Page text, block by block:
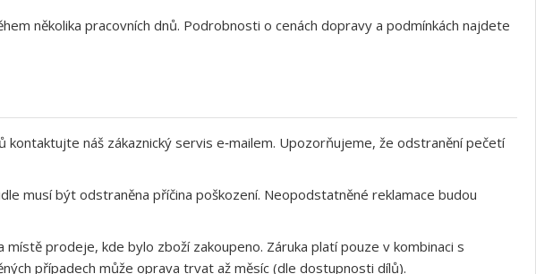
několika pracovních dnů. Podrobnosti o cenách dopravy a podmínkách najdete
náš zákaznický servis e‑mailem. Upozorňujeme, že odstranění pečetí
musí být odstraněna příčina poškození. Neopodstatněné reklamace budou
prodeje, kde bylo zboží zakoupeno. Záruka platí pouze v kombinaci s
případech může oprava trvat až měsíc (dle dostupnosti dílů).